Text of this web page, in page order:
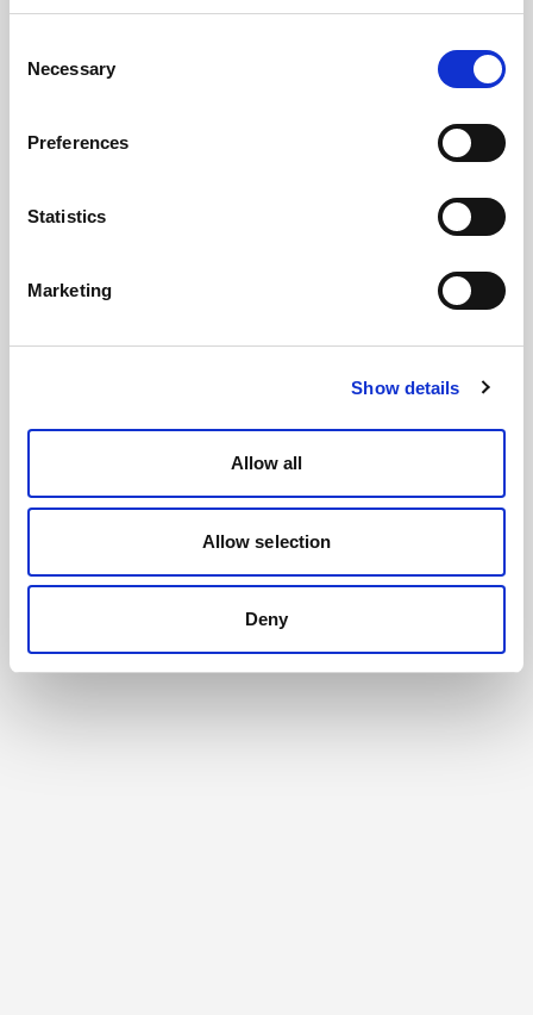
Selection
Necessary
Preferences
Statistics
Marketing
Show details
Allow all
Allow selection
Deny